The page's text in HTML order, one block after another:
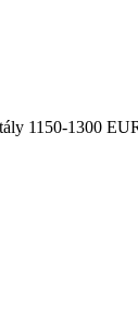
1150-1300